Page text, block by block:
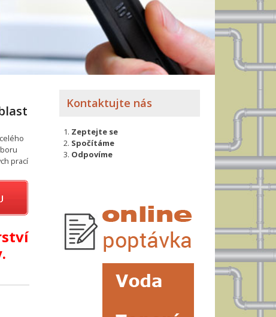
prací
Kontaktujte nás
Zeptejte se
Spočítáme
Odpovíme